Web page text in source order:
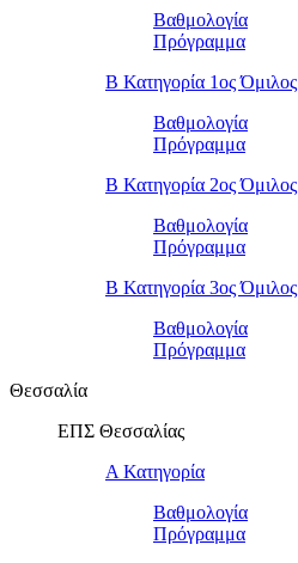
Βαθμολογία
Πρόγραμμα
Β Κατηγορία 1ος Όμιλος
Βαθμολογία
Πρόγραμμα
Β Κατηγορία 2ος Όμιλος
Βαθμολογία
Πρόγραμμα
Β Κατηγορία 3ος Όμιλος
Βαθμολογία
Πρόγραμμα
Θεσσαλία
ΕΠΣ Θεσσαλίας
Α Κατηγορία
Βαθμολογία
Πρόγραμμα